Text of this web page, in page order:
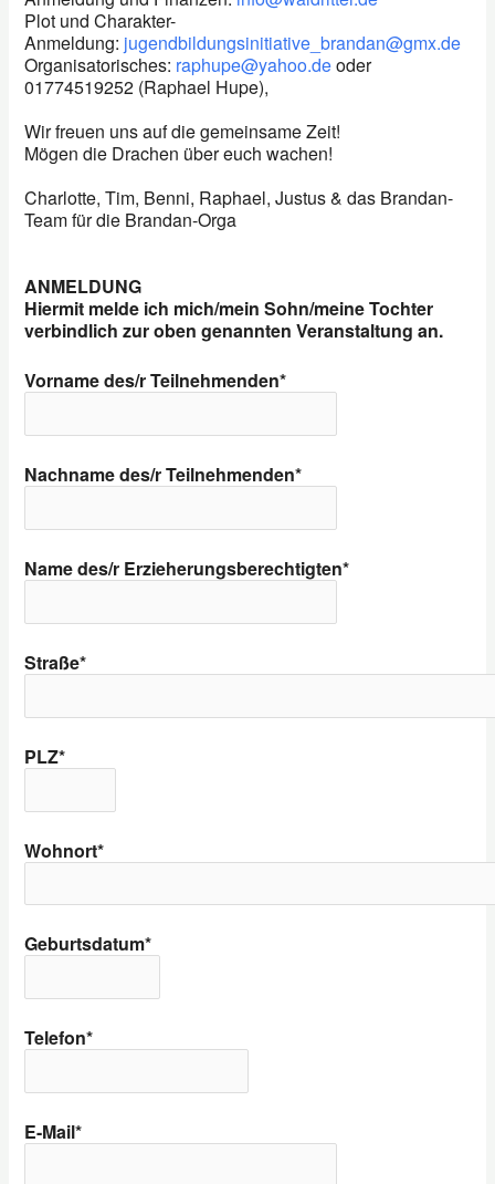
Plot und Charakter-
Anmeldung: jugendbildungsinitiative_brandan@gmx.de
Organisatorisches: raphupe@yahoo.deoder
01774519252 (Raphael Hupe),
Wir freuen uns auf die gemeinsame Zeit!
Mögen die Drachen über euch wachen!
Charlotte, Tim, Benni, Raphael, Justus & das Brandan-
Team für die Brandan-Orga
ANMELDUNG
Hiermit melde ich mich/mein Sohn/meine Tochter
verbindlich zur oben genannten Veranstaltung an.
Vorname des/r Teilnehmenden*
Nachname des/r Teilnehmenden*
Name des/r Erzieherungsberechtigten*
Straße*
PLZ*
Wohnort*
Geburtsdatum*
Telefon*
E-Mail*